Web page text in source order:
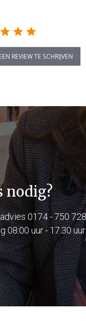
REVIEW TE SCHRIJVEN
nodig?
0174 - 750 728
08:00 uur - 17:30 uur